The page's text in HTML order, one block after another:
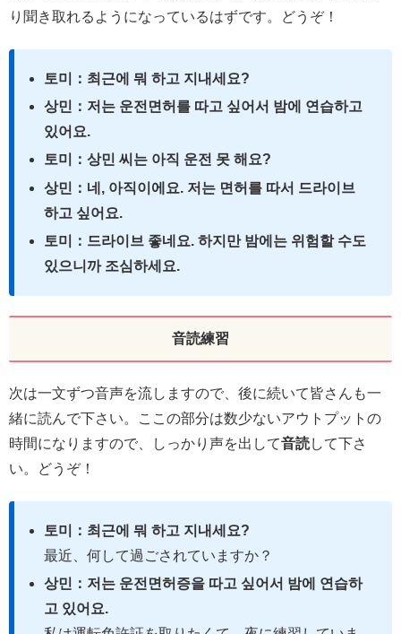
り聞き取れるようになっているはずです。どうぞ！
토미：최근에 뭐 하고 지내세요?
상민：저는 운전면허를 따고 싶어서 밤에 연습하고
있어요.
토미：상민 씨는 아직 운전 못 해요?
상민：네, 아직이에요. 저는 면허를 따서 드라이브
하고 싶어요.
토미：드라이브 좋네요. 하지만 밤에는 위험할 수도
있으니까 조심하세요.
音読練習
次は一文ずつ音声を流しますので、後に続いて皆さんも一
緒に読んで下さい。ここの部分は数少ないアウトプットの
時間になりますので、しっかり声を出して音読して下さ
い。どうぞ！
토미：최근에 뭐 하고 지내세요?
最近、何して過ごされていますか？
상민：저는 운전면허증을 따고 싶어서 밤에 연습하
고 있어요.